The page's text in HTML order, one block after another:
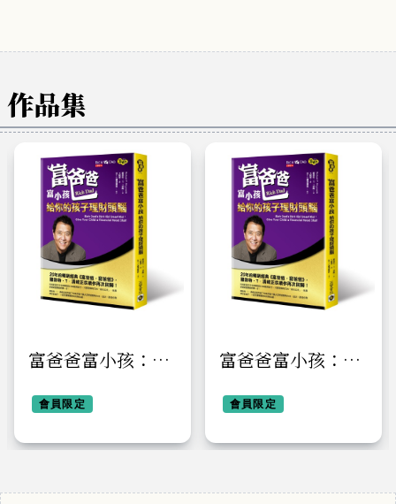
作品集
富爸爸富小孩：給
會員限定
富爸爸富小孩：給
會員限定